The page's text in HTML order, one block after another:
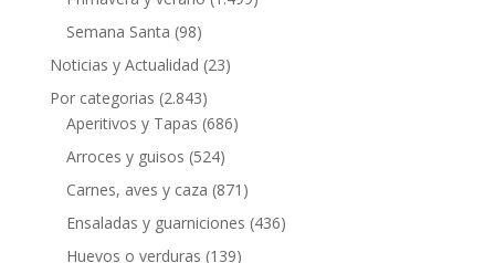
Semana Santa (98)
Noticias y Actualidad (23)
Por categorias (2.843)
Aperitivos y Tapas (686)
Arroces y guisos (524)
Carnes, aves y caza (871)
Ensaladas y guarniciones (436)
Huevos o verduras (139)